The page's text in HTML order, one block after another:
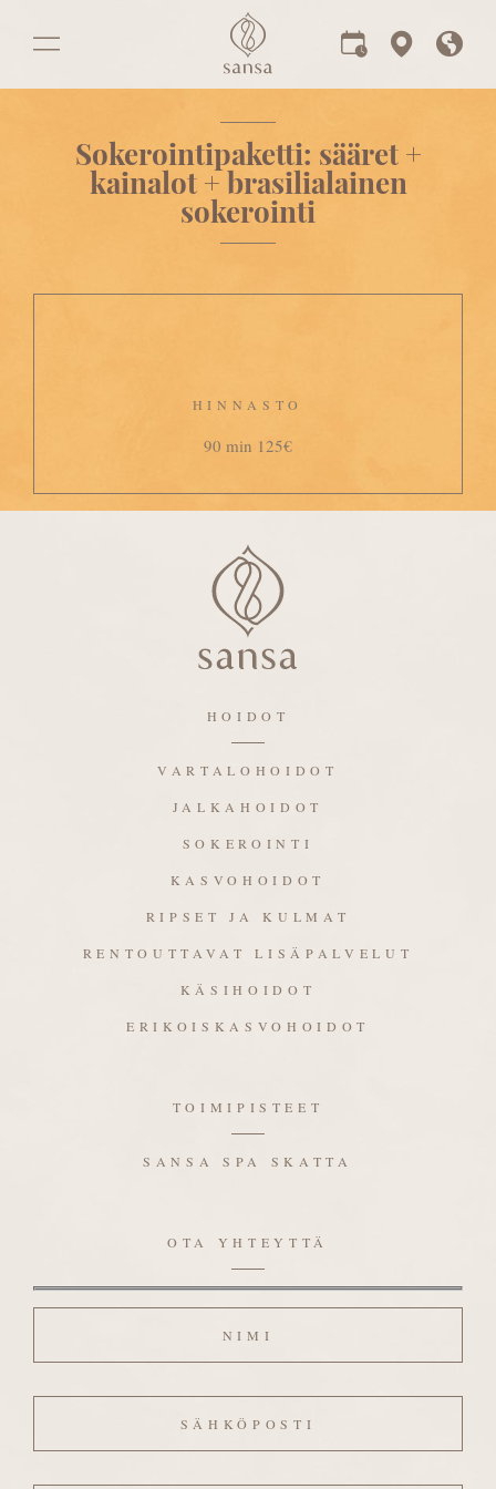
Sokerointipaketti: sääret +
kainalot + brasilialainen
sokerointi
HINNASTO
90 min 125€
HOIDOT
VARTALOHOIDOT
JALKAHOIDOT
SOKEROINTI
KASVOHOIDOT
RIPSET JA KULMAT
RENTOUTTAVAT LISÄPALVELUT
KÄSIHOIDOT
ERIKOISKASVOHOIDOT
TOIMIPISTEET
SANSA SPA SKATTA
OTA YHTEYTTÄ
Nimi
Sähköposti
Viesti